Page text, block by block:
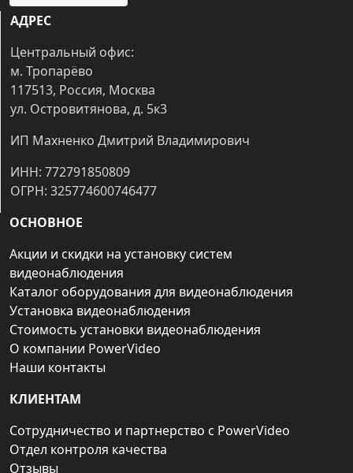
АДРЕС
Центральный офис:
м. Тропарёво
117513, Россия, Москва
ул. Островитянова, д. 5к3
ИП Махненко Дмитрий Владимирович
ИНН: 772791850809
ОГРН: 325774600746477
ОСНОВНОЕ
Акции и скидки на установку систем
видеонаблюдения
Каталог оборудования для видеонаблюдения
Установка видеонаблюдения
Стоимость установки видеонаблюдения
О компании PowerVideo
Наши контакты
КЛИЕНТАМ
Сотрудничество и партнерство с PowerVideo
Отдел контроля качества
Отзывы